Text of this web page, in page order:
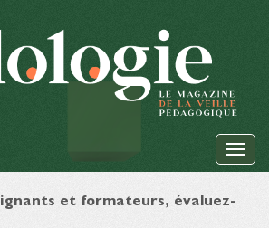
et formateurs, évaluez-